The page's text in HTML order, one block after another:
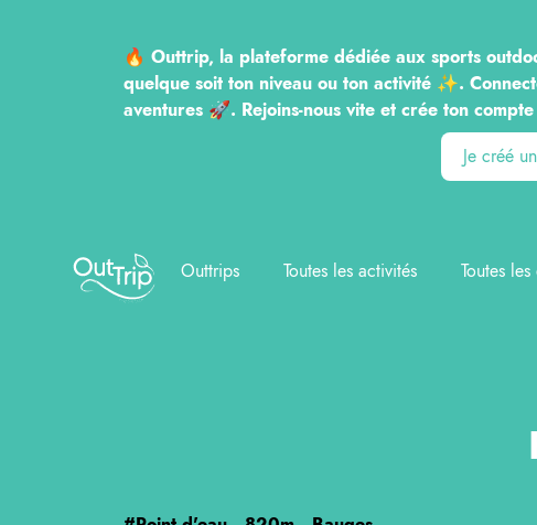
🔥 Outtrip, la plateforme dédiée aux sports
quelque soit ton niveau ou ton activité ✨.
aventures 🚀. Rejoins-nous vite et crée ton
Je créé
Outtrip Outtrips Toutes les activités Toutes